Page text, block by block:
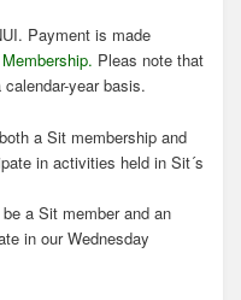
Payment is made
Pleas note that
year basis.
a Sit membership and
in activities held in Sit´s
a Sit member and an
in our Wednesday